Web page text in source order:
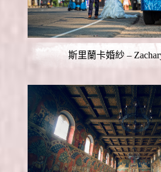
斯里蘭卡婚紗 –